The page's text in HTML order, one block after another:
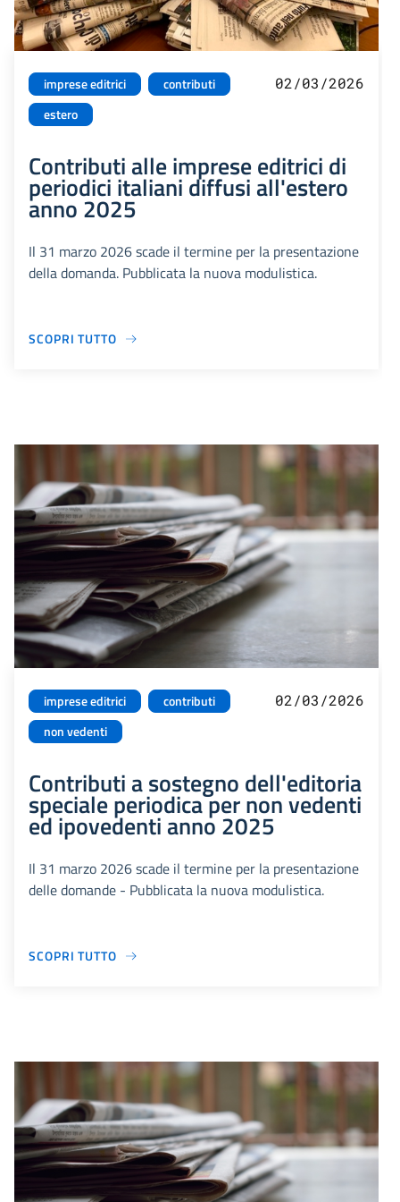
imprese editrici
contributi
estero
02/03/2026
Contributi alle imprese editrici di
periodici italiani diffusi all'estero
anno 2025
Il 31 marzo 2026 scade il termine per la presentazione
della domanda. Pubblicata la nuova modulistica.
SCOPRI TUTTO
imprese editrici
contributi
non vedenti
02/03/2026
Contributi a sostegno dell'editoria
speciale periodica per non vedenti
ed ipovedenti anno 2025
Il 31 marzo 2026 scade il termine per la presentazione
delle domande - Pubblicata la nuova modulistica.
SCOPRI TUTTO